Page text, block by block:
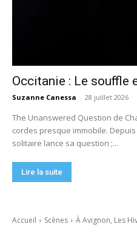
Occitanie : Le souffle
Suzanne Canessa - 28 juillet 2026
The Unanswered Question de
cordes presque immobile.
solitaire lance sa question ;...
Lire la suite